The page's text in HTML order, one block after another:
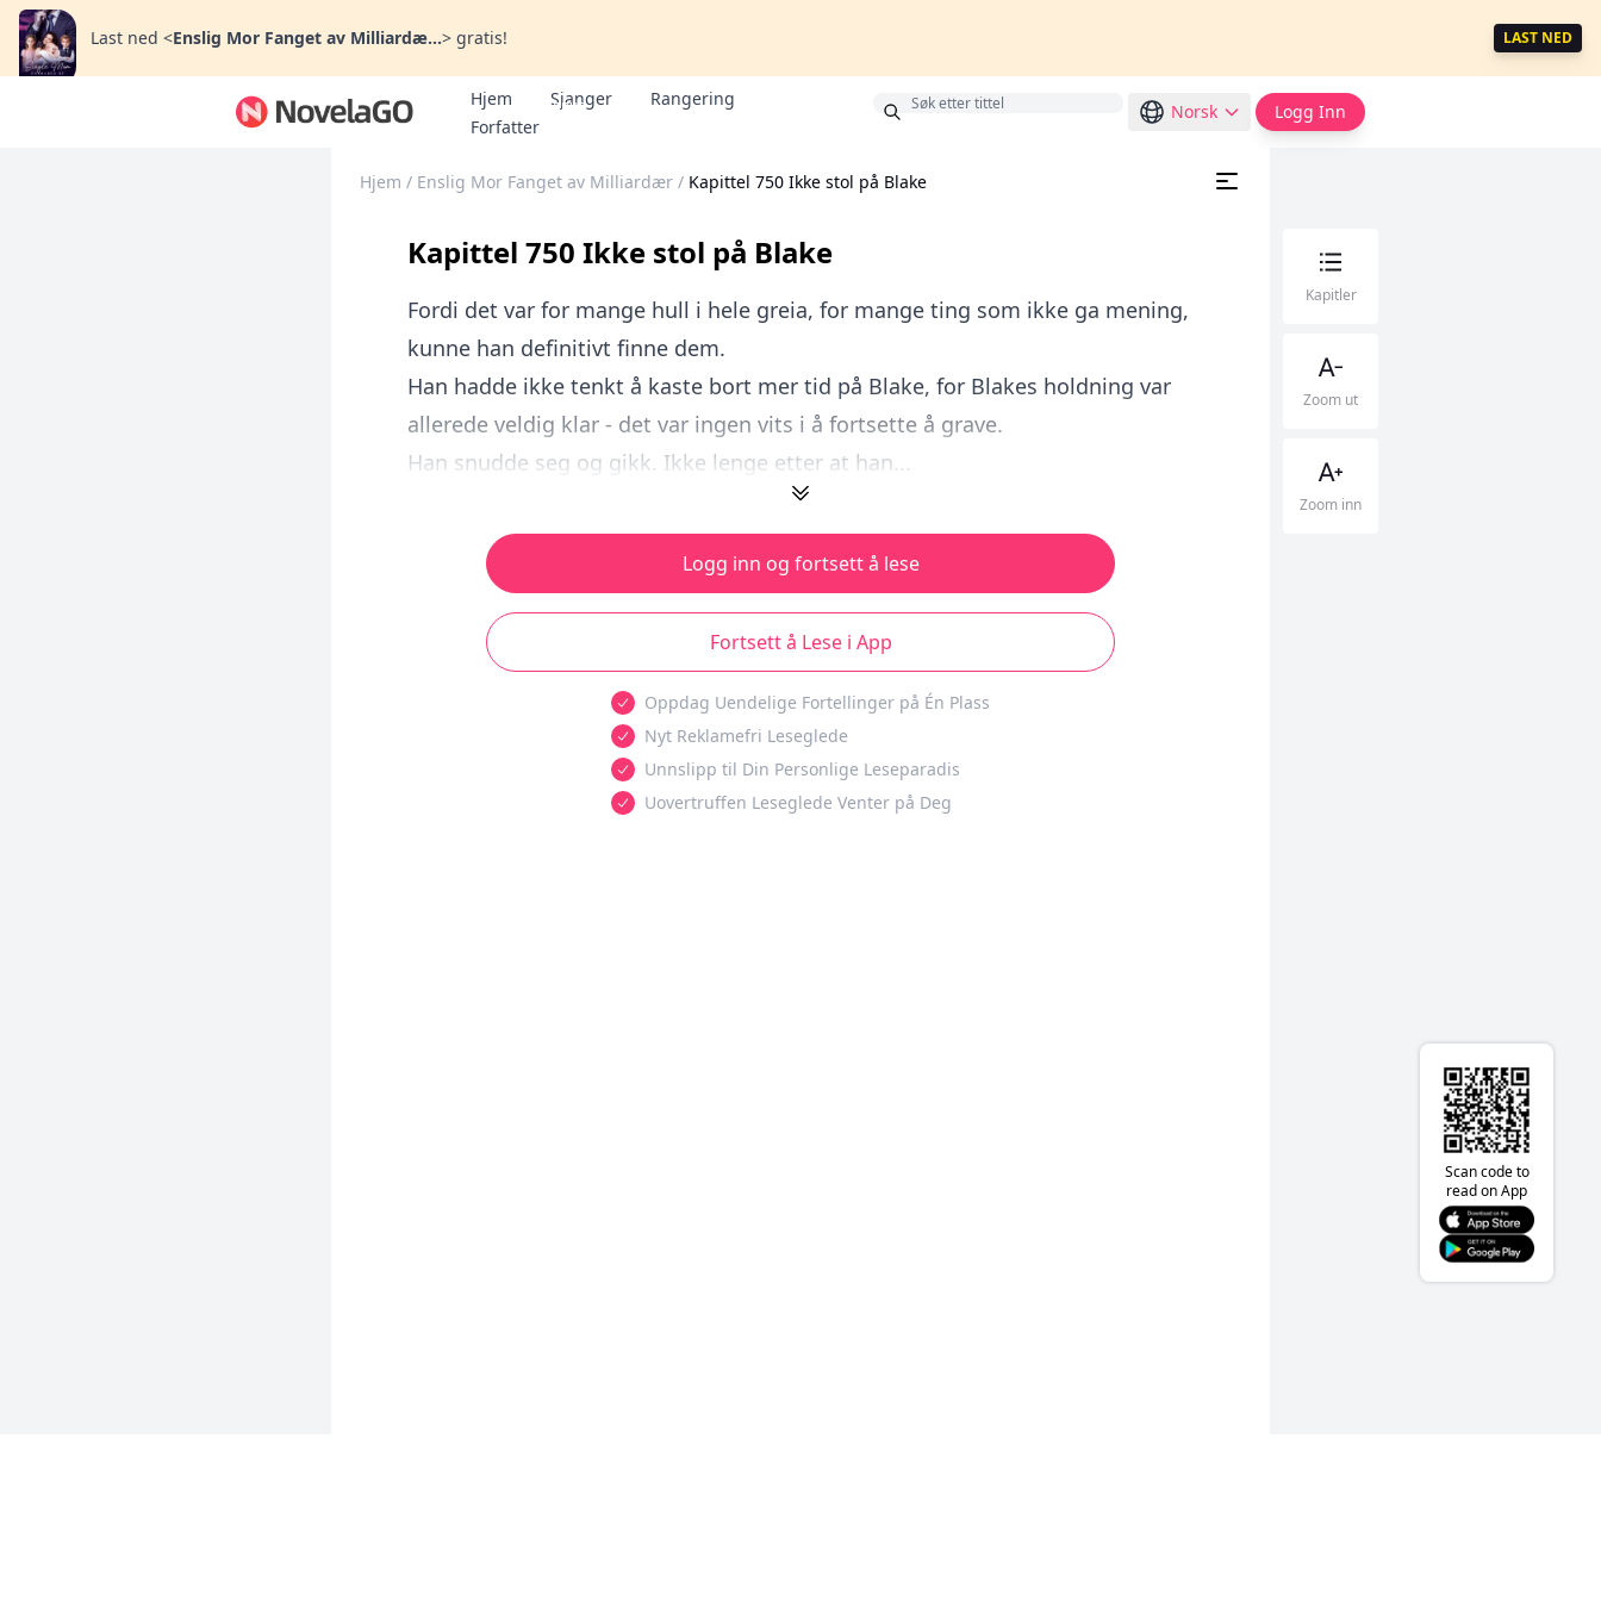
Last ned <Enslig Mor Fanget av Milliardæ...> gratis! LAST NED
Hjem Sjanger
Rangering
Forfatter
Bonus Norsk Logg Inn
Hjem / Enslig Mor Fanget av Milliardær / Kapittel 750 Ikke stol på Blake
Kapittel 750 Ikke stol på Blake
Fordi det var for mange hull i hele greia, for mange ting som ikke ga mening,
kunne han definitivt finne dem.
Han hadde ikke tenkt å kaste bort mer tid på Blake, for Blakes holdning var
allerede veldig klar - det var ingen vits i å fortsette å grave.
Han snudde seg og gikk. Ikke lenge etter at han...
Logg inn og fortsett å lese
Fortsett å Lese i App
Oppdag Uendelige Fortellinger på Én Plass
Nyt Reklamefri Leseglede
Unnslipp til Din Personlige Leseparadis
Uovertruffen Leseglede Venter på Deg
Kapitler
Zoom ut
Zoom inn
Scan code to
read on App